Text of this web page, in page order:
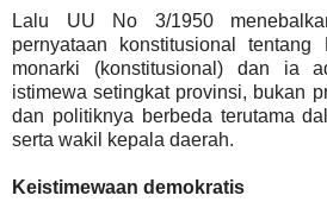
Lalu UU No 3/1950
pernyataan konstitusional
monarki (konstitusional) dan ia
istimewa setingkat provinsi, bukan
dan politiknya berbeda terutama
serta wakil kepala daerah.
Keistimewaan demokratis